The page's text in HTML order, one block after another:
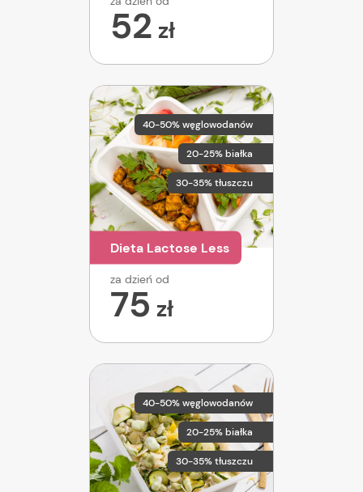
52 zł
40-50% węglowodanów
20-25% białka
30-35% tłuszczu
Dieta Lactose Less
za dzień od
75 zł
40-50% węglowodanów
20-25% białka
30-35% tłuszczu